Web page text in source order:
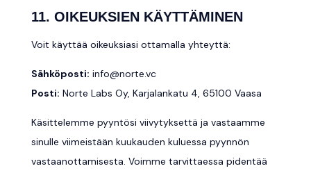
11. OIKEUKSIEN KÄYTTÄMINEN
Voit käyttää oikeuksiasi ottamalla yhteyttä:
Sähköposti: info@norte.vc
Posti: Norte Labs Oy, Karjalankatu 4, 65100 Vaasa
Käsittelemme pyyntösi viivytyksettä ja vastaamme
sinulle viimeistään kuukauden kuluessa pyynnön
vastaanottamisesta. Voimme tarvittaessa pidentää